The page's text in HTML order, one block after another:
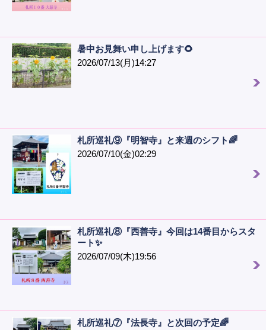
暑中お見舞い申し上げます🌻
2026/07/13(月)14:27
札所巡礼⑨『明智寺』と来週のシフト🌈
2026/07/10(金)02:29
札所巡礼⑧『西善寺』今回は14番目からスタ
ート✨
2026/07/09(木)19:56
札所巡礼⑦『法長寺』と次回の予定🌈